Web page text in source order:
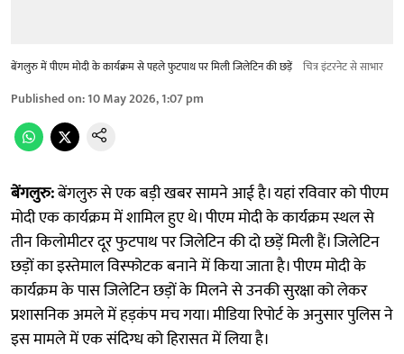
बेंगलुरु में पीएम मोदी के कार्यक्रम से पहले फुटपाथ पर मिली जिलेटिन की छड़ें ​चित्र इंटरनेट से साभार
Published on:10 May 2026, 1:07 pm
बेंगलुरु:बेंगलुरु से एक बड़ी खबर सामने आई है। यहां रविवार को पीएम
मोदी एक कार्यक्रम में शामिल हुए थे। पीएम मोदी के कार्यक्रम स्थल से
तीन किलोमीटर दूर फुटपाथ पर जिलेटिन की दो छड़ें मिली हैं। जिलेटिन
छड़ों का इस्तेमाल विस्फोटक बनाने में किया जाता है। पीएम मोदी के
कार्यक्रम के पास जिलेटिन छड़ों के मिलने से उनकी सुरक्षा को लेकर
प्रशासनिक अमले में हड़कंप मच गया। मीडिया रिपोर्ट के अनुसार पुलिस ने
इस मामले में एक संदिग्ध को हिरासत में लिया है।